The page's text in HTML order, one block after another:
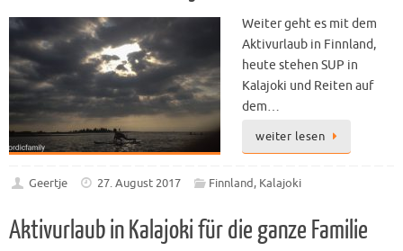
Weiter geht es mit dem
Aktivurlaub in Finnland,
heute stehen SUP in
Kalajoki und Reiten auf
dem…
weiter lesen
Geertje 27. August 2017 Finnland, Kalajoki
Aktivurlaub in Kalajoki für die ganze Familie